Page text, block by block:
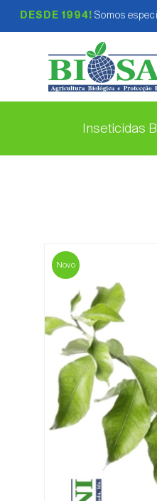
DESDE 1994! Somos
Inseticidas
Novo